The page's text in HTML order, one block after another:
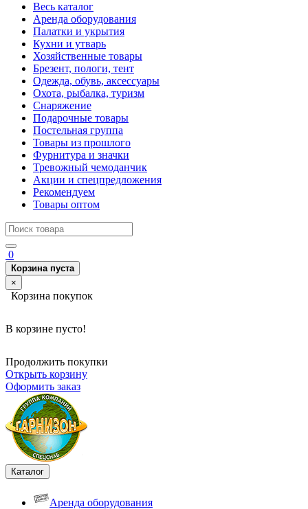
Весь каталог
Аренда оборудования
Палатки и укрытия
Кухни и утварь
Хозяйственные товары
Брезент, пологи, тент
Одежда, обувь, аксессуары
Охота, рыбалка, туризм
Снаряжение
Подарочные товары
Постельная группа
Товары из прошлого
Фурнитура и значки
Тревожный чемоданчик
Акции и спецпредложения
Рекомендуем
Товары оптом
0
Корзина пуста
×
Корзина покупок
В корзине пусто!
Продолжить покупки
Открыть корзину
Оформить заказ
Каталог
Аренда оборудования